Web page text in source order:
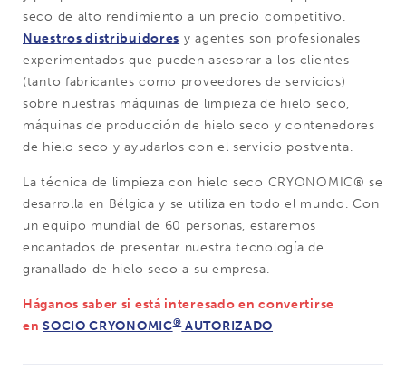
seco de alto rendimiento a un precio competitivo.
Nuestros distribuidores y agentes son profesionales
experimentados que pueden asesorar a los clientes
(tanto fabricantes como proveedores de servicios)
sobre nuestras máquinas de limpieza de hielo seco,
máquinas de producción de hielo seco y contenedores
de hielo seco y ayudarlos con el servicio postventa.
La técnica de limpieza con hielo seco CRYONOMIC® se
desarrolla en Bélgica y se utiliza en todo el mundo. Con
un equipo mundial de 60 personas, estaremos
encantados de presentar nuestra tecnología de
granallado de hielo seco a su empresa.
Háganos saber si está interesado en convertirse
enSOCIO CRYONOMIC®AUTORIZADO